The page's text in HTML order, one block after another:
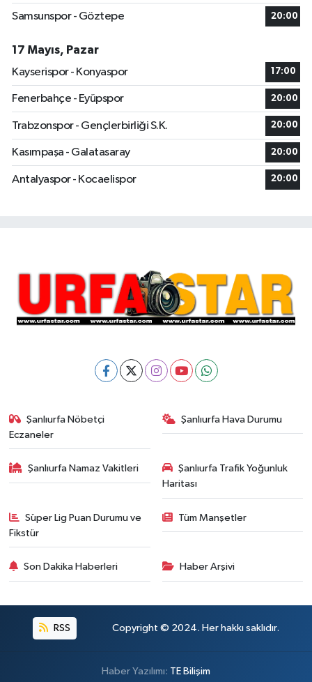
Samsunspor - Göztepe 20:00
17 Mayıs, Pazar
Kayserispor - Konyaspor
17:00
Fenerbahçe - Eyüpspor 20:00
Trabzonspor - Gençlerbirliği S.K. 20:00
Kasımpaşa - Galatasaray 20:00
Antalyaspor - Kocaelispor 20:00
Şanlıurfa Nöbetçi
Eczaneler
Şanlıurfa Hava Durumu
Şanlıurfa Namaz Vakitleri
Şanlıurfa Trafik Yoğunluk
Haritası
Süper Lig Puan Durumu ve
Fikstür
Tüm Manşetler
Son Dakika Haberleri Haber Arşivi
RSS Copyright © 2024. Her hakkı saklıdır.
Haber Yazılımı: TE Bilişim